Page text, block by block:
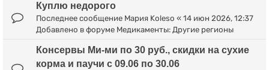
Куплю недорого
Последнее сообщение Мария Koleso « 14 июн 2026, 12:37
Добавлено в форуме Медикаменты: Другие регионы
Консервы Ми-ми по 30 руб., скидки на сухие
корма и паучи с 09.06 по 30.06